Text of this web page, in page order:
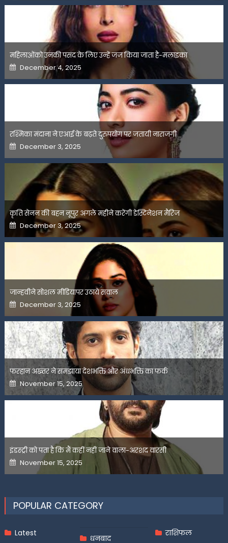
महिलाओंको उनकी पसंद के लिए उन्हें जज किया जाता है-मलाइका
Posted
on
December 4, 2025
रश्मिका मंदाना ने एआई के बढ़ते दुरुपयोग पर जतायी नाराजगी
Posted
on
December 3, 2025
कृति सेनन की बहन नूपुर अगले महीने करेंगी डेस्टिनेशन मैरिज
Posted
on
December 3, 2025
जान्हवीने सोशल मीडियापर उठाये सवाल
Posted
on
December 3, 2025
फरहान अख्तर ने समझाया देशभक्ति और अंधभक्ति का फर्क
Posted
on
November 15, 2025
इंडस्ट्री को पता है कि मैं कहीं नहीं जाने वाला-अरशद वारसी
Posted
on
November 15, 2025
POPULAR CATEGORY
Latest
धनबाद
राशिफल